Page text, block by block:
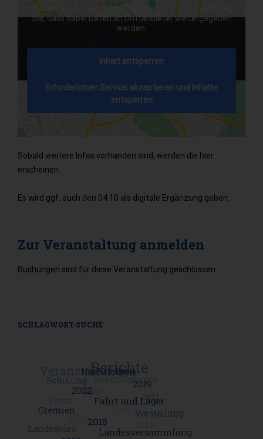
klicken Sie auf die Schaltfläche unten. Bitte beachten
Sie, dass dabei Daten an Drittanbieter weitergegeben
werden.
Mehr Informationen
Inhalt entsperren
Erforderlichen Service akzeptieren und Inhalte
entsperren
Sobald weitere Infos vorhanden sind, werden die hier
erscheinen.
Es wird ggf. auch den 04.10 als digitale Ergänzung geben.
Zur Veranstaltung anmelden
Buchungen sind für diese Veranstaltung geschlossen.
SCHLAGWORT-SUCHE